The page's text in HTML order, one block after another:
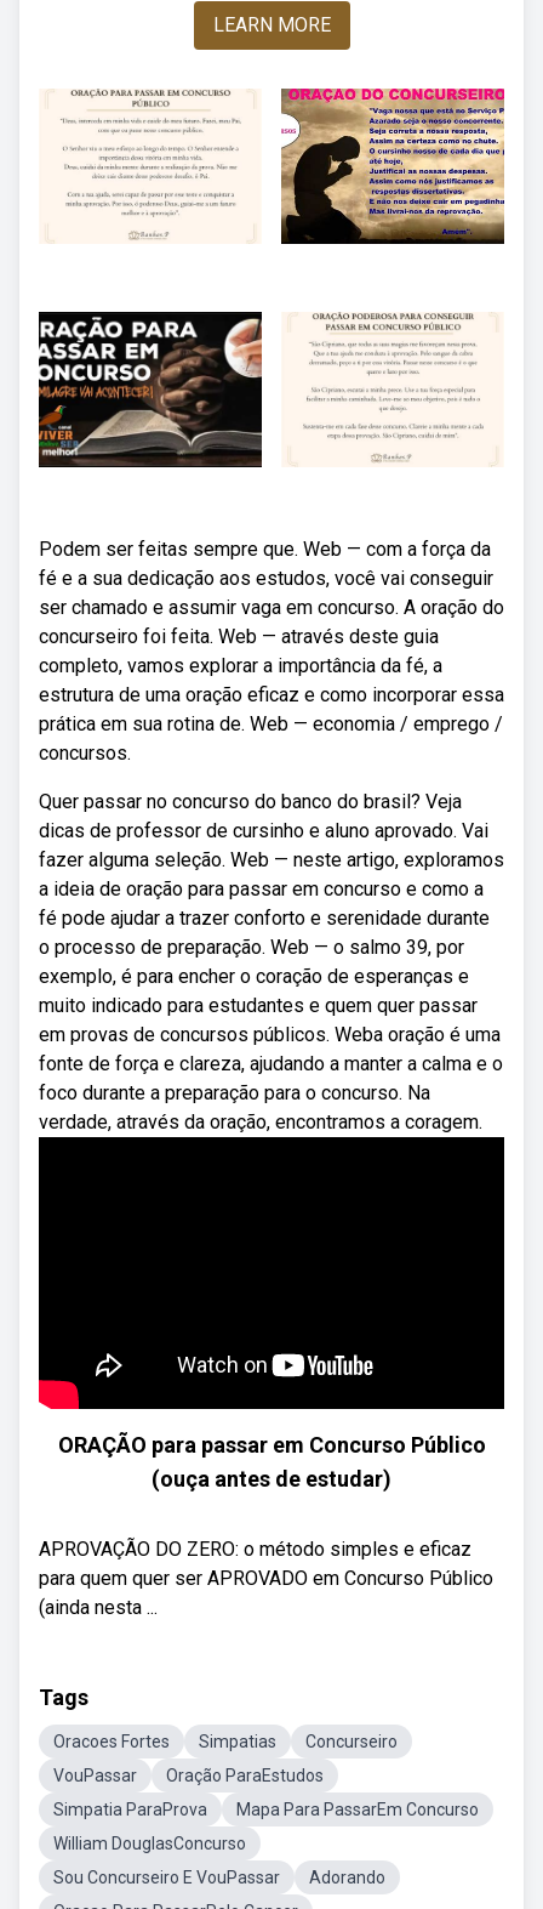
LEARN MORE
Podem ser feitas sempre que. Web — com a força da
fé e a sua dedicação aos estudos, você vai conseguir
ser chamado e assumir vaga em concurso. A oração do
concurseiro foi feita. Web — através deste guia
completo, vamos explorar a importância da fé, a
estrutura de uma oração eficaz e como incorporar essa
prática em sua rotina de. Web — economia / emprego /
concursos.
Quer passar no concurso do banco do brasil? Veja
dicas de professor de cursinho e aluno aprovado. Vai
fazer alguma seleção. Web — neste artigo, exploramos
a ideia de oração para passar em concurso e como a
fé pode ajudar a trazer conforto e serenidade durante
o processo de preparação. Web — o salmo 39, por
exemplo, é para encher o coração de esperanças e
muito indicado para estudantes e quem quer passar
em provas de concursos públicos. Weba oração é uma
fonte de força e clareza, ajudando a manter a calma e o
foco durante a preparação para o concurso. Na
verdade, através da oração, encontramos a coragem.
ORAÇÃO para passar em Concurso Público
(ouça antes de estudar)
APROVAÇÃO DO ZERO: o método simples e eficaz
para quem quer ser APROVADO em Concurso Público
(ainda nesta ...
Tags
Oracoes Fortes Simpatias
Concurseiro
VouPassar
Oração ParaEstudos
Simpatia ParaProva
Mapa Para PassarEm Concurso
William DouglasConcurso
Sou Concurseiro E VouPassar
Adorando